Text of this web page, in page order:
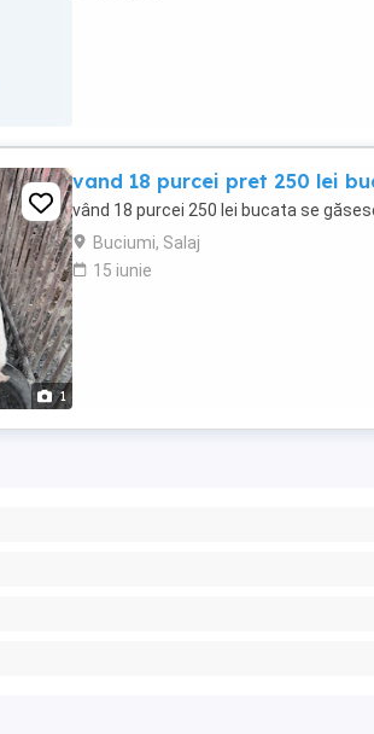
1
vand 18 purcei pret 250 lei
vând 18 purcei 250 lei bucata se
Buciumi, Salaj
15 iunie